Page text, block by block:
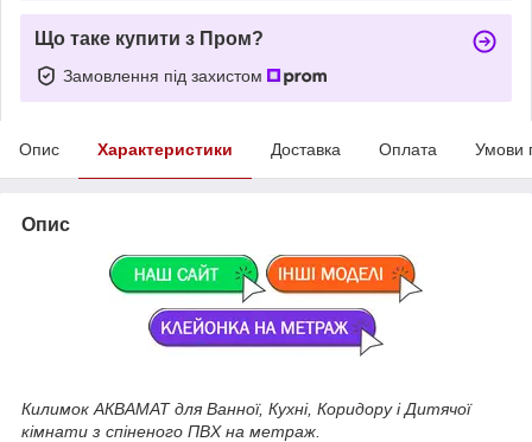
Що таке купити з Пром?
Замовлення під захистом
Опис Характеристики Доставка Оплата Умови
Опис
Килимок АКВАМАТ для Ванної, Кухні, Коридору і Дитячої
кімнати з спіненого ПВХ на метраж.